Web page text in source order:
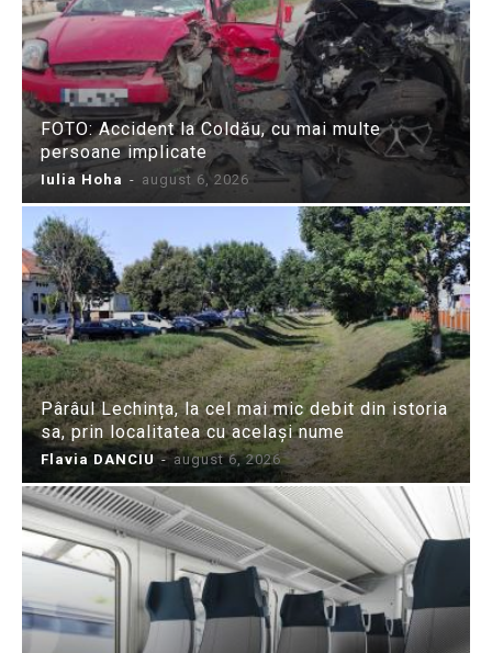
FOTO: Accident la Coldău, cu mai multe
persoane implicate
Iulia Hoha - august 6, 2026
Pârâul Lechința, la cel mai mic debit din istoria
sa, prin localitatea cu același nume
Flavia DANCIU - august 6, 2026